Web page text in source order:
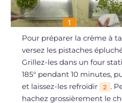
Pour préparer la crème à
versez les pistaches
Grillez-les dans un four
185° pendant 10 minutes,
et laissez-les refroidir
2 .
hachez grossièrement le